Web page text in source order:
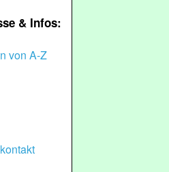
& Infos:
von A-Z